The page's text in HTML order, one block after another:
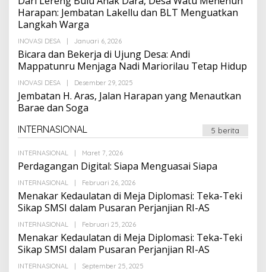
Harapan: Jembatan Lakellu dan BLT Menguatkan
Langkah Warga
INOVASI DESA Januari 6, 2026Oleh
Bicara dan Bekerja di Ujung Desa: Andi
Mappatunru Menjaga Nadi Mariorilau Tetap Hidup
INOVASI DESA Desember 29, 2025
Jembatan H. Aras, Jalan Harapan yang Menautkan
Barae dan Soga
INTERNASIONAL 5 berita
INTERNASIONAL Maret 7, 2026Oleh
Perdagangan Digital: Siapa Menguasai Siapa
INTERNASIONAL Februari 26, 2026Oleh
Menakar Kedaulatan di Meja Diplomasi: Teka-Teki
Sikap SMSI dalam Pusaran Perjanjian RI-AS
INTERNASIONAL Februari 25, 2026Oleh
Menakar Kedaulatan di Meja Diplomasi: Teka-Teki
Sikap SMSI dalam Pusaran Perjanjian RI-AS
INTERNASIONAL September 25, 2025